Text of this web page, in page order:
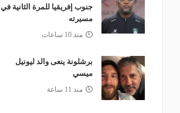
جنوب إفريقيا للمرة الثانية في
مسيرته
منذ 10 ساعات
برشلونة ينعى والد ليونيل
ميسي
منذ 11 ساعة